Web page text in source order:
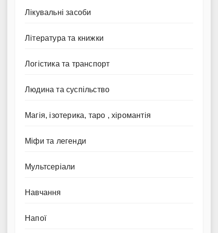
Лікувальні засоби
Література та книжки
Логістика та транспорт
Людина та суспільство
Магія, ізотерика, таро , хіромантія
Міфи та легенди
Мультсеріали
Навчання
Напої